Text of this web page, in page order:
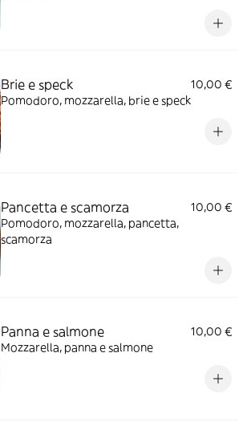
Brie e speck
10,00 €
Pomodoro, mozzarella, brie e speck
Pancetta e scamorza
10,00 €
Pomodoro, mozzarella, pancetta,
scamorza
Panna e salmone
10,00 €
Mozzarella, panna e salmone